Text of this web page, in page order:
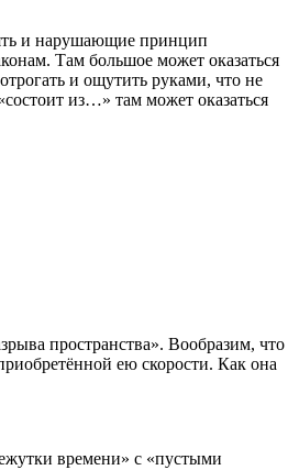
и нарушающие принцип
Там большое может оказаться
и ощутить руками, что не
из…» там может оказаться
пространства». Вообразим, что
ею скорости. Как она
времени» с «пустыми